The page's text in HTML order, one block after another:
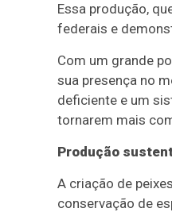
Essa produção,
federais e
Com um grande
sua presença no
deficiente e um
tornarem mais
Produção
A criação de
conservação de